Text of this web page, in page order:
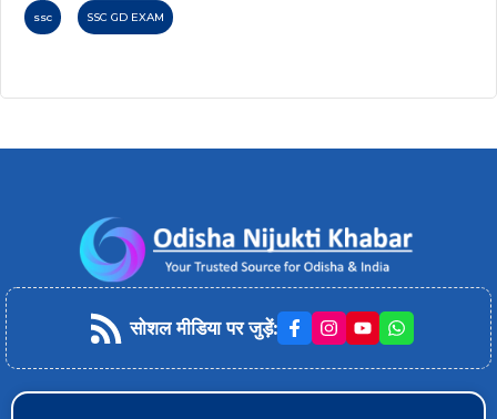
ssc SSC GD EXAM
सोशल मीडिया पर जुड़ें: